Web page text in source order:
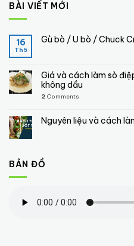
BÀI VIẾT MỚI
16
Th5
Gù bò / U bò / Chuck
Giá và cách làm sò
không dầu
2 Comments
Nguyên liệu và cách
BẢN ĐỒ